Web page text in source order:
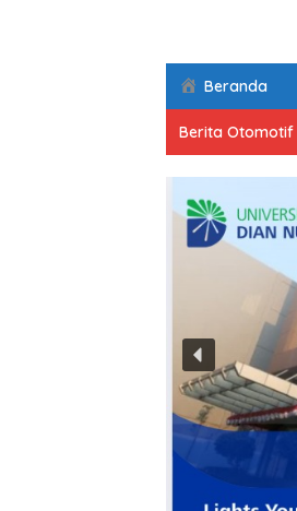
Beranda
Berita Otomotif